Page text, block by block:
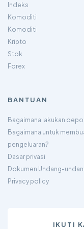
Indeks
Komoditi
Komoditi
Kripto
Stok
Forex
BANTUAN
Bagaimana lakukan
Bagaimana untuk
pengeluaran?
Dasar privasi
Dokumen Undang-
Privacy policy
IKUTI